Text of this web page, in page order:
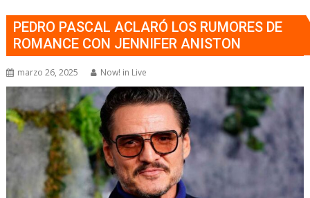
PEDRO PASCAL ACLARÓ LOS RUMORES DE
ROMANCE CON JENNIFER ANISTON
marzo 26, 2025 Now! in Live